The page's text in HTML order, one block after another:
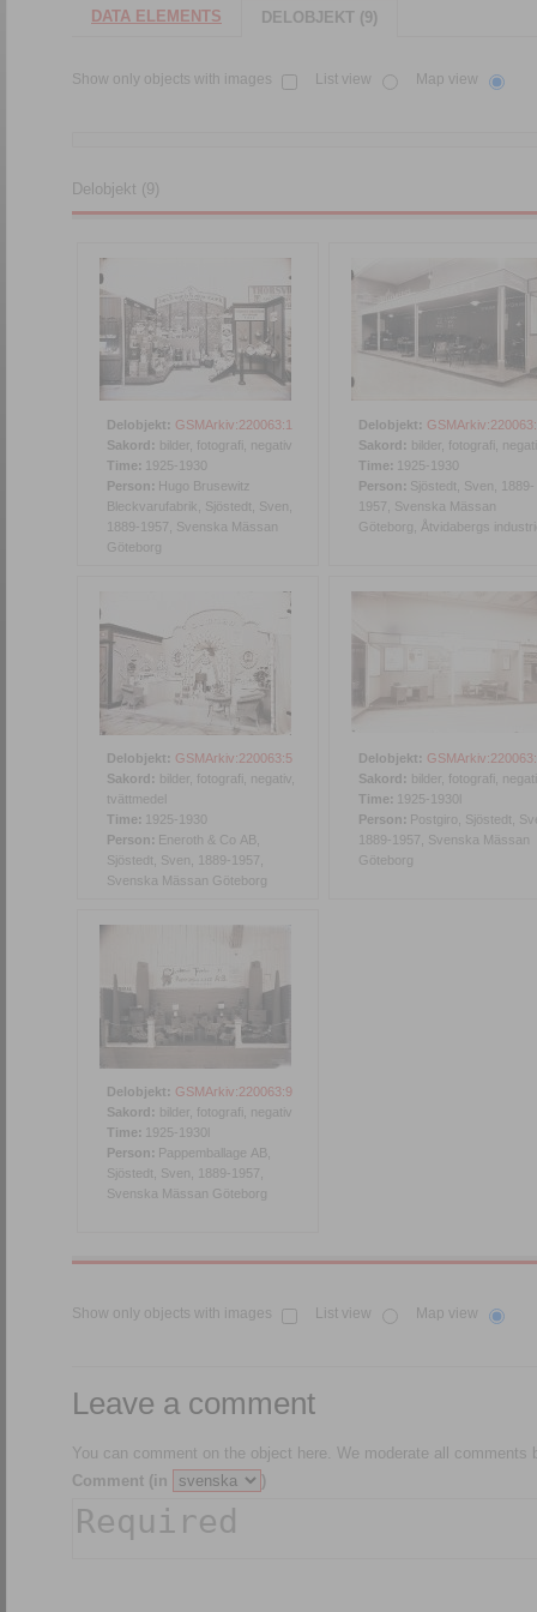
DATA ELEMENTS
DELOBJEKT (9)
Show only objects with images List view Map view
Delobjekt (9)
Delobjekt: GSMArkiv:220063:1
Sakord: bilder, fotografi, negativ
Time:
1925-1930
Person: Hugo Brusewitz
Bleckvarufabrik, Sjöstedt, Sven,
1889-1957, Svenska Mässan
Göteborg
Delobjekt:
Sakord: bilder, fotografi,
Time:
1925-1930
Person: Sjöstedt, Sven, 1889-
1957, Svenska Mässan
Göteborg, Åtvidabergs
Delobjekt: GSMArkiv:220063:5
Sakord: bilder, fotografi, negativ,
tvättmedel
Time:
1925-1930
Person: Eneroth & Co AB,
Sjöstedt, Sven, 1889-1957,
Svenska Mässan Göteborg
Delobjekt:
Sakord: bilder, fotografi,
Time:
1925-1930l
Person: Postgiro, Sjöstedt,
1889-1957, Svenska Mässan
Göteborg
Delobjekt: GSMArkiv:220063:9
Sakord: bilder, fotografi, negativ
Time:
1925-1930l
Person: Pappemballage AB,
Sjöstedt, Sven, 1889-1957,
Svenska Mässan Göteborg
Show only objects with images List view Map view
Leave a comment
You can comment on the object here. We moderate all comments
Comment (in
)